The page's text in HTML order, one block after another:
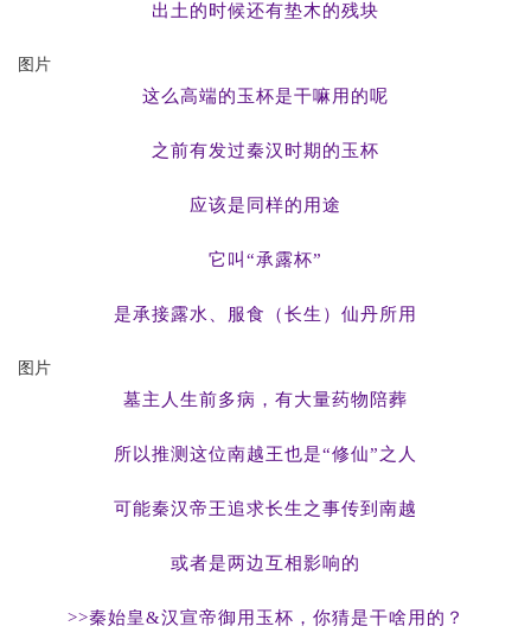
出土的时候还有垫木的残块
图片
这么高端的玉杯是干嘛用的呢
之前有发过秦汉时期的玉杯
应该是同样的用途
它叫“承露杯”
是承接露水、服食（长生）仙丹所用
图片
墓主人生前多病，有大量药物陪葬
所以推测这位南越王也是“修仙”之人
可能秦汉帝王追求长生之事传到南越
或者是两边互相影响的
>>秦始皇&汉宣帝御用玉杯，你猜是干啥用的？